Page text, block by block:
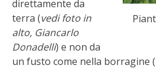
HUSQVARNA
ZAPI GARDEN
direttamente da
terra (vedi foto in
alto, Giancarlo
Donadelli) e non da
un fusto come nella borragine (